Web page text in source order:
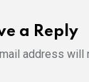
a Reply
address will